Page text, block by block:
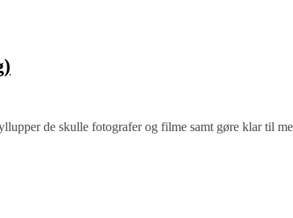
de skulle fotografer og filme samt gøre klar til